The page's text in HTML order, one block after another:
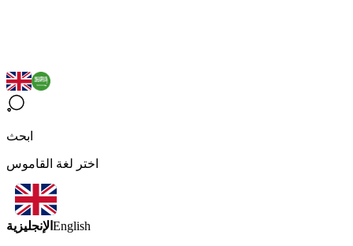
ابحث
اختر لغة القاموس
الإنجليزية English